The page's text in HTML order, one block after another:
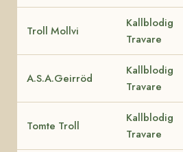
Troll Mollvi
Kallblodig
Travare
A.S.A.Geirröd
Kallblodig
Travare
Tomte Troll
Kallblodig
Travare